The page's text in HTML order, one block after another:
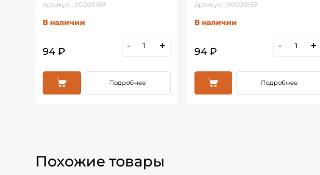
Артикул : 00000169
В наличии
94 ₽
- +
Подробнее
Артикул : 00000169
В наличии
94 ₽
- +
Подробнее
Похожие товары